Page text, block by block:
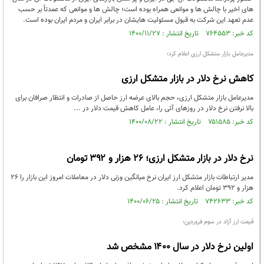
های اخیر با چالش ها و موانعی همراه بوده است؛ چالش ها و موانعی که عمدتاً بر حسب
عدم تعهد این شرکت به قبول مسئولیت هایشان در برابر ایران و مردم ایران بوده است.
کد خبر: ۷۶۴۵۵۳ تاریخ انتشار : ۱۴۰۰/۱۱/۲۷
مدیرعامل بازار متشکل ارزی اعلام کرد؛
کاهش نرخ دلار در بازار متشکل ارزی
مدیرعامل بازار متشکل ارزی، حجم بالای عرضه ارز حاصل از صادرات و انتظار صرافان برای
بالا نرفتن نرخ دلار در روزهای آتی را، عامل کاهش قیمت دلار در ...
کد خبر: ۷۵۱۵۸۵ تاریخ انتشار : ۱۴۰۰/۰۸/۲۲
نرخ دلار در بازار متشکل ارزی؛ ۲۶ هزار و ۳۹۲ تومان
مدیر ارتباطات بازار متشکل ارز ایران نرخ میانگین وزنی دلار در معاملات امروز این بازار را ۲۶
هزار و ۳۹۲ تومان اعلام کرد.
کد خبر: ۷۴۲۶۳۳ تاریخ انتشار : ۱۴۰۰/۰۶/۲۵
قیمت ارز آزاد در سوم فروردین؛
اولین نرخ دلار در سال ۱۴۰۰ مشخص شد